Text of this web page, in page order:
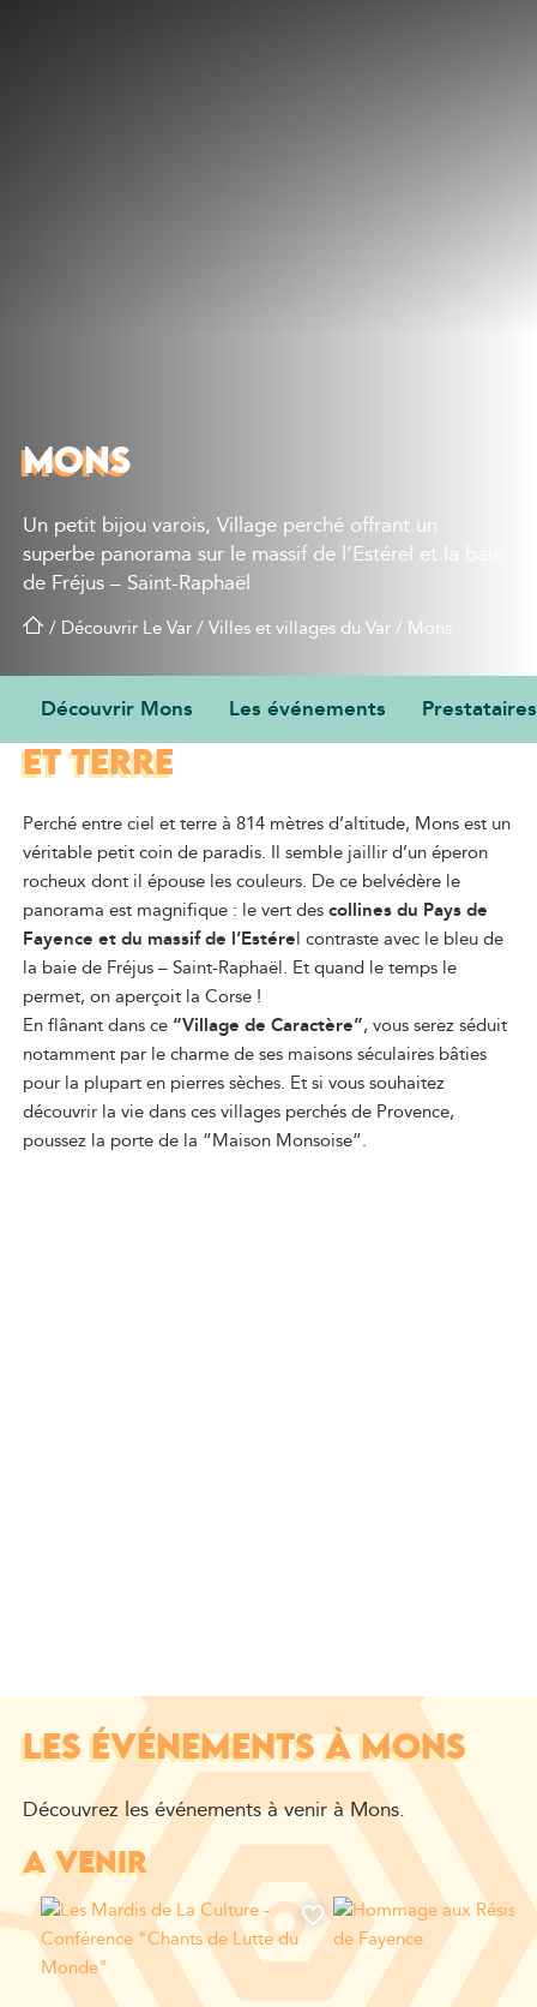
MONS
Un petit bijou varois, Village perché offrant un
superbe panorama sur le massif de l’Estérel et la baie
de Fréjus – Saint-Raphaël
/ Découvrir Le Var/Villes et villages du Var/ Mons
Découvrir Mons Les événements
ET TERRE
Perché entre ciel et terre à 814 mètres d’altitude, Mons est un
véritable petit coin de paradis. Il semble jaillir d’un éperon
rocheux dont il épouse les couleurs. De ce belvédère le
panorama est magnifique : le vert descollines du Pays de
Fayence et du massif de l’Estérel contraste avec le bleu de
la baie de Fréjus – Saint-Raphaël. Et quand le temps le
permet, on aperçoit la Corse !
En flânant dans ce “Village de Caractère”, vous serez séduit
notamment par le charme de ses maisons séculaires bâties
pour la plupart en pierres sèches. Et si vous souhaitez
découvrir la vie dans ces villages perchés de Provence,
poussez la porte de la “Maison Monsoise”.
LES ÉVÉNEMENTS À MONS
Découvrez les événements à venir à Mons.
A VENIR